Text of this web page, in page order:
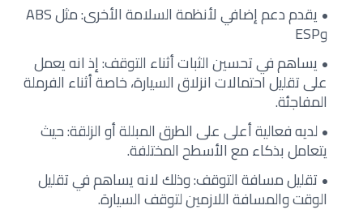
يقدم دعم إضافي لأنظمة السلامة الأخرى: مثل ABS
وESP
يساهم في تحسين الثبات أثناء التوقف: إذ انه يعمل
على تقليل احتمالات انزلاق السيارة، خاصة أثناء الفرملة
المفاجئة.
لديه فعالية أعلى على الطرق المبللة أو الزلقة: حيث
يتعامل بذكاء مع الأسطح المختلفة.
تقليل مسافة التوقف: وذلك لانه يساهم في تقليل
الوقت والمسافة اللازمين لتوقف السيارة.